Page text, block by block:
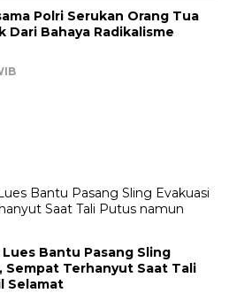
Polri Serukan Orang Tua
Bahaya Radikalisme
Bantu Pasang Sling
Sempat Terhanyut Saat Tali
Selamat